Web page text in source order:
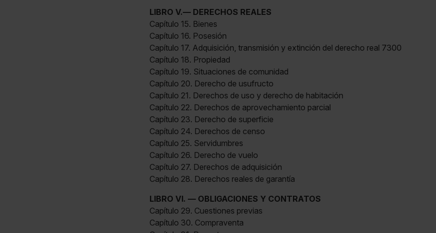
LIBRO V.— DERECHOS REALES
Capítulo 15. Bienes
Capítulo 16. Posesión
Capítulo 17. Adquisición, transmisión y extinción del derecho real 7300
Capítulo 18. Propiedad
Capítulo 19. Situaciones de comunidad
Capítulo 20. Derecho de usufructo
Capítulo 21. Derechos de uso y derecho de habitación
Capítulo 22. Derechos de aprovechamiento parcial
Capítulo 23. Derecho de superficie
Capítulo 24. Derechos de censo
Capítulo 25. Servidumbres
Capítulo 26. Derecho de vuelo
Capítulo 27. Derechos de adquisición
Capítulo 28. Derechos reales de garantía
LIBRO VI. — OBLIGACIONES Y CONTRATOS
Capítulo 29. Cuestiones previas
Capítulo 30. Compraventa